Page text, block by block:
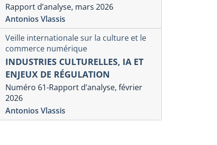
Interventions économiques
d’organisation et de
Rapport d’analyse, mars 2026
Antonios Vlassis
Veille internationale sur la culture et le
commerce numérique
INDUSTRIES CULTURELLES, IA ET
ENJEUX DE RÉGULATION
Numéro 61-Rapport d’analyse, février
2026
Antonios Vlassis